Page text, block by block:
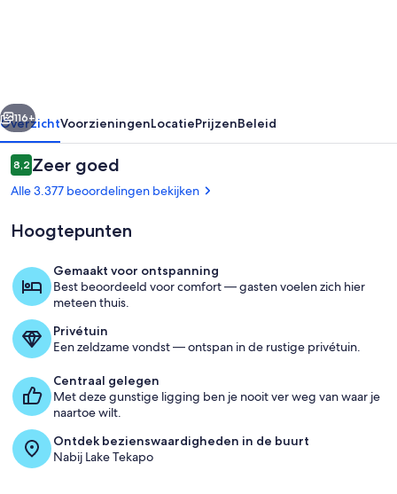
Volgende
116+
OverzichtVoorzieningenLocatiePrijzenBeleid
Beoordelingen
8,28,2 op 10 –
Zeer goed
Alle 3.377 beoordelingen bekijken
Hoogtepunten
Gemaakt voor ontspanning
Best beoordeeld voor comfort — gasten voelen zich hier
meteen thuis.
Privétuin
Een zeldzame vondst — ontspan in de rustige privétuin.
Centraal gelegen
Met deze gunstige ligging ben je nooit ver weg van waar je
naartoe wilt.
Ontdek bezienswaardigheden in de buurt
Nabij Lake Tekapo